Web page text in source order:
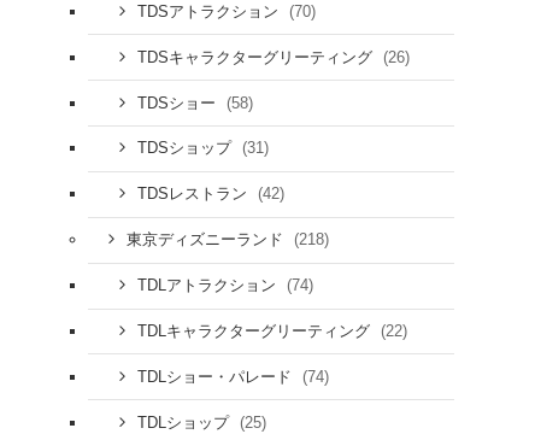
TDSアトラクション (70)
TDSキャラクターグリーティング (26)
TDSショー (58)
TDSショップ (31)
TDSレストラン (42)
東京ディズニーランド (218)
TDLアトラクション (74)
TDLキャラクターグリーティング (22)
TDLショー・パレード (74)
TDLショップ (25)